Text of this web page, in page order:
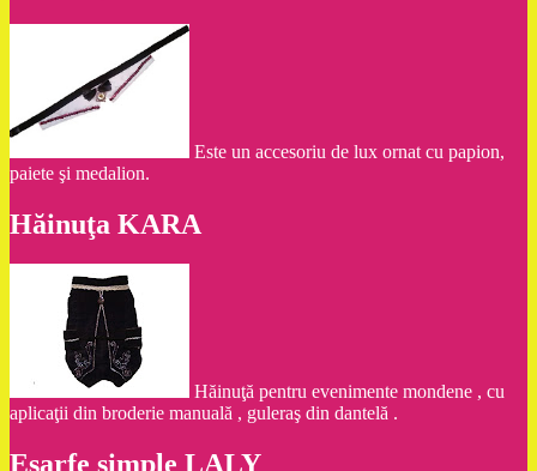
Este un accesoriu de lux ornat cu papion,
paiete şi medalion.
Hăinuţa KARA
Hăinuţă pentru evenimente mondene , cu
aplicaţii din broderie manuală , guleraş din dantelă .
Eşarfe simple LALY